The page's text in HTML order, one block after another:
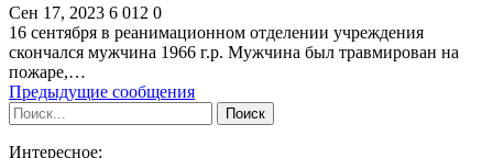
Сен 17, 2023 6 012 0
16 сентября в реанимационном отделении учреждения
скончался мужчина 1966 г.р. Мужчина был травмирован на
пожаре,…
Предыдущие сообщения
Интересное: